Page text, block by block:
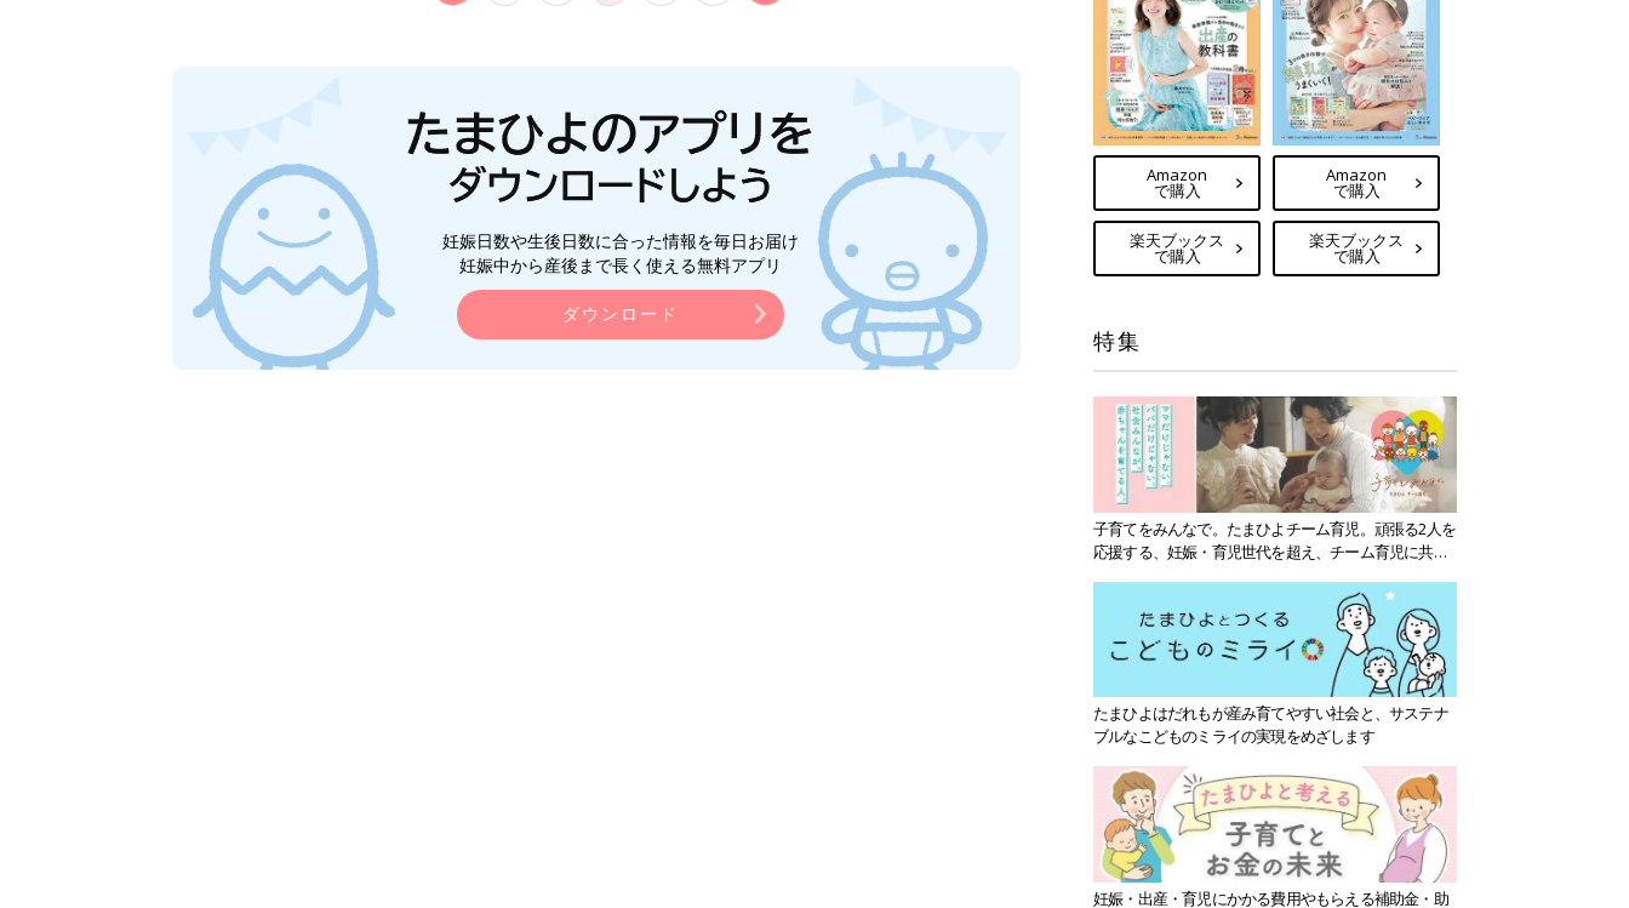
妊娠日数や生後日数に合った情報を毎日お届け
妊娠中から産後まで長く使える無料アプリ
ダウンロード
Amazon
で購入
楽天ブックス
で購入
Amazon
で購入
楽天ブックス
で購入
特集
子育てをみんなで。たまひよチーム育児。頑張る2人を
応援する、妊娠・育児世代を超え、チーム育児に共感
たまひよはだれもが産み育てやすい社会と、サステナ
ブルなこどものミライの実現をめざします
妊娠・出産・育児にかかる費用やもらえる補助金・助